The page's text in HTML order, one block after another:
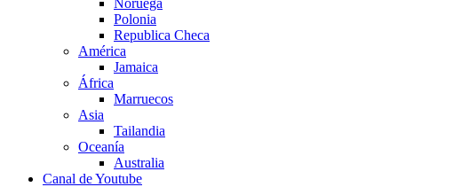
Noruega
Polonia
Republica Checa
América
Jamaica
África
Marruecos
Asia
Tailandia
Oceanía
Australia
Canal de Youtube